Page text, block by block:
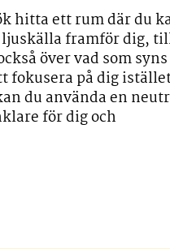
hitta ett rum där du
ljuskälla framför dig,
över vad som syns
fokusera på dig
du använda en
för dig och